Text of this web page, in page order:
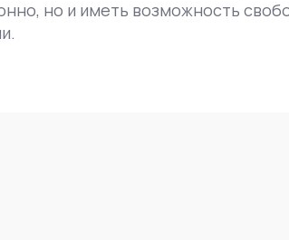
но и иметь возможность